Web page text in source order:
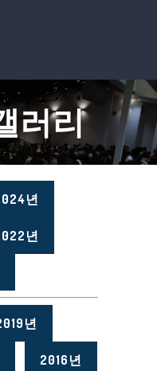
러리
년
년
년
2016년